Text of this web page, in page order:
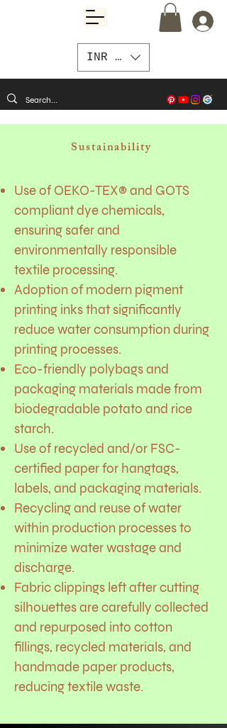
INR (₹)
Sustainability
Use of OEKO-TEX® and GOTS
compliant dye chemicals,
ensuring safer and
environmentally responsible
textile processing.
Adoption of modern pigment
printing inks that significantly
reduce water consumption during
printing processes.
Eco-friendly polybags and
packaging materials made from
biodegradable potato and rice
starch.
Use of recycled and/or FSC-
certified paper for hangtags,
labels, and packaging materials.
Recycling and reuse of water
within production processes to
minimize water wastage and
discharge.
Fabric clippings left after cutting
silhouettes are carefully collected
and repurposed into cotton
fillings, recycled materials, and
handmade paper products,
reducing textile waste.